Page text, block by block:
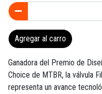
Agregar al carro
Ganadora del Premio de
Choice de MTBR, la válvula
representa un avance